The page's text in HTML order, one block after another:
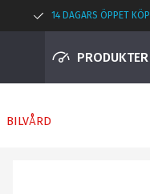
14 DAGARS ÖPPET KÖP
PRODUKTER
BILVÅRD